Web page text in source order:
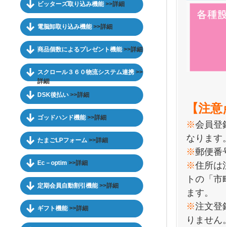
ビッターズ取り込み機能>>詳細
電脳卸取り込み機能>>詳細
商品個数によるプレゼント機能>>詳細
スクロール３６０物流システム連携 >>
詳細
DSK後払い >>詳細
ゴッドハンド機能>>詳細
たまごLPフォーム >>詳細
Ec－optim >>詳細
定期会員自動割引機能>>詳細
ギフト機能>>詳細
【注
※会員登
なります
※郵便番
※住所は
トの「
ます。
※注文登
りません